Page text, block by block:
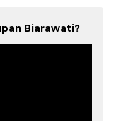
Biarawati?